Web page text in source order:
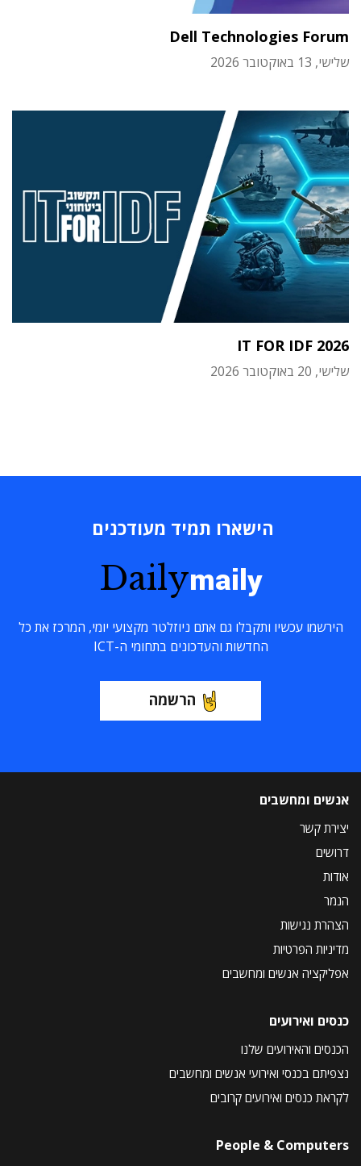
Dell Technologies Forum
שלישי, 13 באוקטובר 2026
IT FOR IDF 2026
שלישי, 20 באוקטובר 2026
הישארו תמיד מעודכנים
Dailymaily
הירשמו עכשיו ותקבלו גם אתם ניוזלטר מקצועי יומי, המרכז את כל
החדשות והעדכונים בתחומי ה-ICT
הרשמה
אנשים ומחשבים
יצירת קשר
דרושים
אודות
הנמר
הצהרת נגישות
מדיניות הפרטיות
אפליקציה אנשים ומחשבים
כנסים ואירועים
הכנסים והאירועים שלנו
נצפיתם בכנסי ואירועי אנשים ומחשבים
לקראת כנסים ואירועים קרובים
People & Computers